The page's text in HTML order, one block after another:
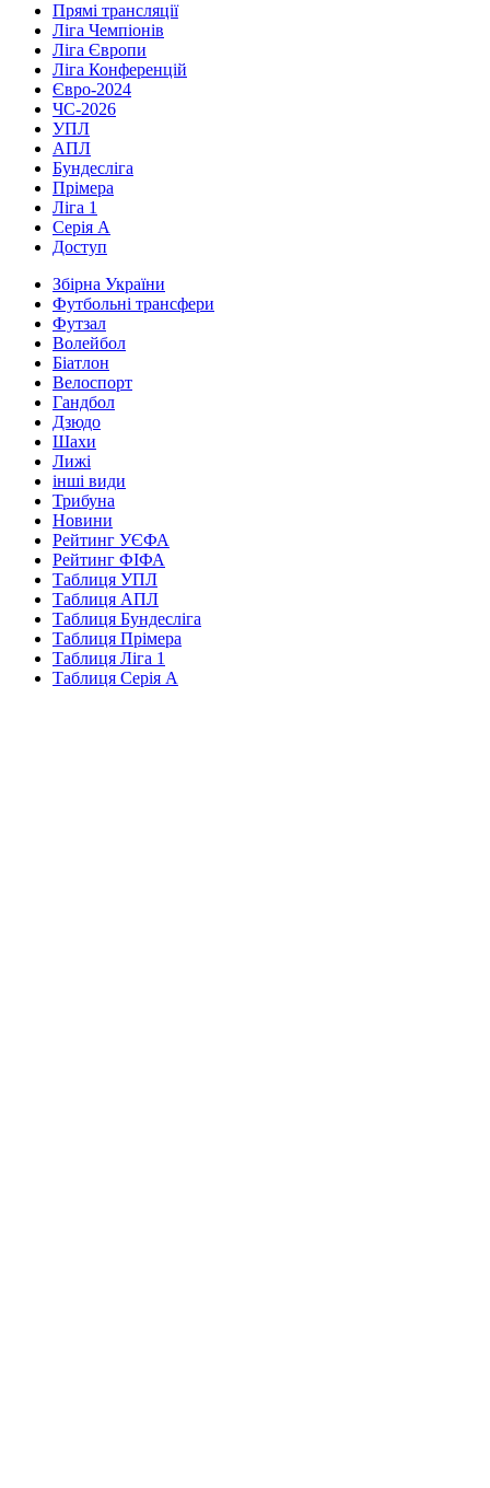
Прямі трансляції
Ліга Чемпіонів
Ліга Європи
Ліга Конференцій
Євро-2024
ЧС-2026
УПЛ
АПЛ
Бундесліга
Прімера
Ліга 1
Серія А
Доступ
Збірна України
Футбольні трансфери
Футзал
Волейбол
Біатлон
Велоспорт
Гандбол
Дзюдо
Шахи
Лижі
інші види
Трибуна
Новини
Рейтинг УЄФА
Рейтинг ФІФА
Таблиця УПЛ
Таблиця АПЛ
Таблиця Бундесліга
Таблиця Прімера
Таблиця Ліга 1
Таблиця Серія А